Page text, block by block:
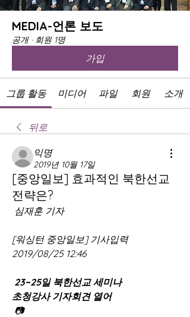
MEDIA-언론 보도
공개 · 회원 1명
가입
그룹 활동 미디어 파일 회원 소개
뒤로
익명
2019년 10월 17일
[중앙일보] 효과적인 북한선교
전략은?
심재훈 기자
[워싱턴 중앙일보] 기사입력
2019/08/25 12:46
23~25일 북한선교 세미나
초청강사 기자회견 열어
📷